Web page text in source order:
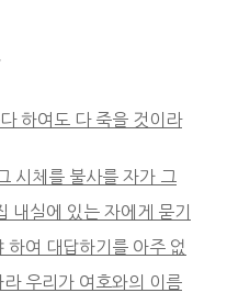
하여도 다 죽을 것이라
시체를 불사를 자가 그
내실에 있는 자에게 묻기
하여 대답하기를 아주 없
우리가 여호와의 이름